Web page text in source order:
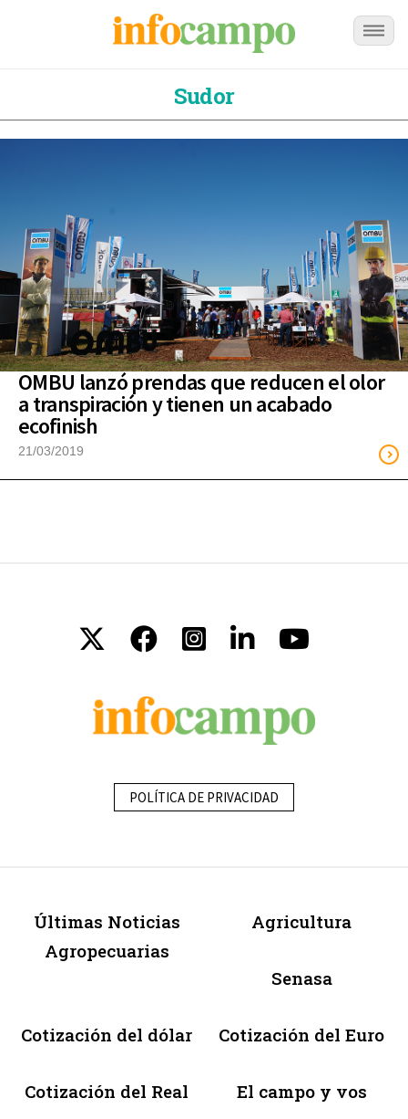
Sudor
OMBU lanzó prendas que reducen el olor
a transpiración y tienen un acabado
ecofinish
21/03/2019
POLÍTICA DE PRIVACIDAD
Últimas Noticias
Agropecuarias
Agricultura
Senasa
Cotización del dólar Cotización del Euro
Cotización del Real El campo y vos